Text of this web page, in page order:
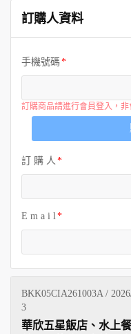
韓國
東南亞
訂購人資料
手機號碼
訂購商品請進行會員登入，
訂 購 人
E m a i l
BKK05CIA261003A /
3
華欣五星飯店、水上